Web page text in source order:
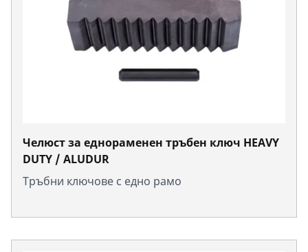
Челюст за еднораменен тръбен ключ HEAVY
DUTY / ALUDUR
Тръбни ключове с едно рамо